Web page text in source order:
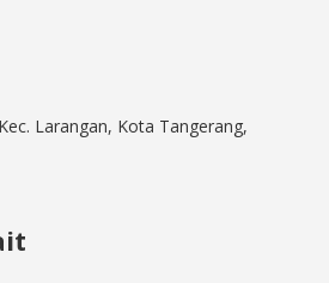
Larangan, Kota Tangerang,